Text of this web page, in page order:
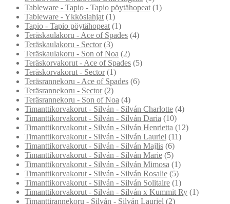
Tableware - Tapio - Tapio pöytähopeat (1)
Tableware - Ykköslahjat (1)
Tapio - Tapio pöytähopeat (1)
Teräskaulakoru - Ace of Spades (4)
Teräskaulakoru - Sector (3)
Teräskaulakoru - Son of Noa (2)
Teräskorvakorut - Ace of Spades (5)
Teräskorvakorut - Sector (1)
Teräsrannekoru - Ace of Spades (6)
Teräsrannekoru - Sector (2)
Teräsrannekoru - Son of Noa (4)
Timanttikorvakorut - Silván - Silván Charlotte (4)
Timanttikorvakorut - Silván - Silván Daria (10)
Timanttikorvakorut - Silván - Silván Henrietta (12)
Timanttikorvakorut - Silván - Silván Lauriel (11)
Timanttikorvakorut - Silván - Silván Majlis (6)
Timanttikorvakorut - Silván - Silván Marie (5)
Timanttikorvakorut - Silván - Silván Mimosa (1)
Timanttikorvakorut - Silván - Silván Rosalie (5)
Timanttikorvakorut - Silván - Silván Solitaire (1)
Timanttikorvakorut - Silván - Silván x Kummit Ry (1)
Timanttirannekoru - Silván - Silván Lauriel (2)